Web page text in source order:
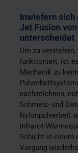
Inwiefern sich
Jet Fusion
unterscheidet
Um zu
funktioniert, ist
Mechanik zu
nachzeichnen,
Schmelz- und
Nylonpulverbett
Infrarot-
Schicht in einem
Vorgang